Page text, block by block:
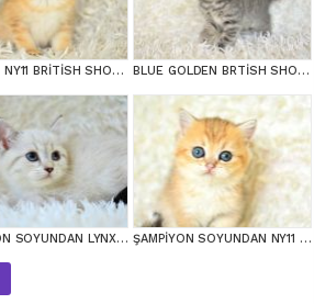
GOLDEN NY11 BRİTİSH SHORTHAİR YAVRUMUZ BLUE GOLDEN BRTİSH SHORTHAİR YAVRUMUZ
ŞAMPİYON SOYUNDAN LYNX BRİTİSH SHORTHAİR ŞAMPİYON SOYUNDAN NY11 GOLDEN BRİTİSH SHORTHAİR